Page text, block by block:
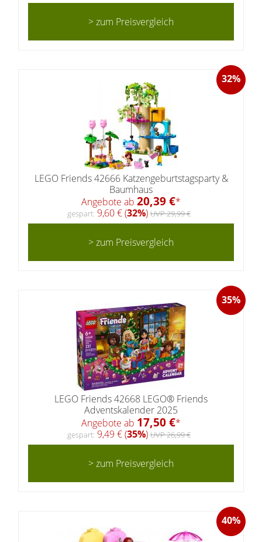
> zum Preisvergleich
32%
LEGO Friends 42666 Katzengeburtstagsparty &
Baumhaus
Angebote ab 20,39 €*
gespart: 9,60 € (32%)UVP 29,99 €
> zum Preisvergleich
35%
LEGO Friends 42668 LEGO® Friends
Adventskalender 2025
Angebote ab 17,50 €*
gespart: 9,49 € (35%)UVP 26,99 €
> zum Preisvergleich
40%